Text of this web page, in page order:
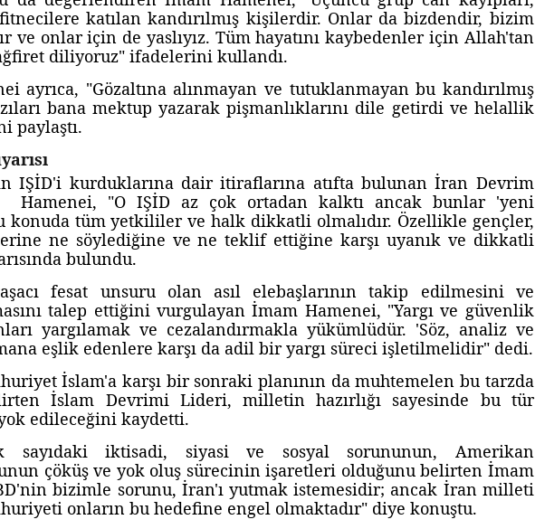
katılan kandırılmış kişilerdir. Onlar da bizdendir, bizim
ve onlar için de yaslıyız. Tüm hayatını kaybedenler için Allah'tan
diliyoruz" ifadelerini kullandı.
ayrıca, "Gözaltına alınmayan ve tutuklanmayan bu kandırılmış
bana mektup yazarak pişmanlıklarını dile getirdi ve helallik
paylaştı.
IŞİD'i kurduklarına dair itiraflarına atıfta bulunan İran Devrim
Hamenei, "O IŞİD az çok ortadan kalktı ancak bunlar 'yeni
konuda tüm yetkililer ve halk dikkatli olmalıdır. Özellikle gençler,
ne söylediğine ve ne teklif ettiğine karşı uyanık ve dikkatli
bulundu.
fesat unsuru olan asıl elebaşlarının takip edilmesini ve
talep ettiğini vurgulayan İmam Hamenei, "Yargı ve güvenlik
yargılamak ve cezalandırmakla yükümlüdür. 'Söz, analiz ve
eşlik edenlere karşı da adil bir yargı süreci işletilmelidir" dedi.
İslam'a karşı bir sonraki planının da muhtemelen bu tarzda
İslam Devrimi Lideri, milletin hazırlığı sayesinde bu tür
edileceğini kaydetti.
sayıdaki iktisadi, siyasi ve sosyal sorununun, Amerikan
çöküş ve yok oluş sürecinin işaretleri olduğunu belirten İmam
bizimle sorunu, İran'ı yutmak istemesidir; ancak İran milleti
onların bu hedefine engel olmaktadır" diye konuştu.